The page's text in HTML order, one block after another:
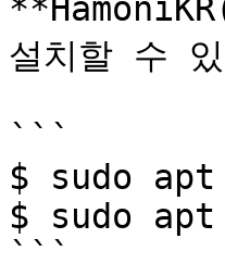
설치할 수
```
$ sudo apt
$ sudo
```